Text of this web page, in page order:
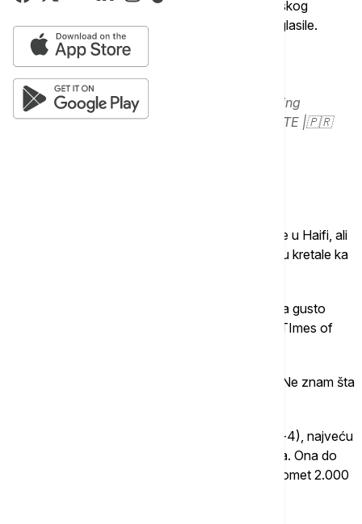
odbrane imala kvar i srušila se u Haifi usred iranskog
napada, što je bio razlog zašto se sirene nisu oglasile.
Something big landed in Tel Aviv this morning
pic.twitter.com/Y0914mCaQQ
— COMBATE |🇵🇷
Rano upozorenje je izdato putem mobilne mreže u Haifi, ali
se sirene nisu oglasile jer se balističke rakete nisu kretale ka
Hitne službe i dalje rade na evakuaciji stanovnika gusto
naseljenog područja u centralnom Izraelu, piše TImes of
"Došlo je do masivne eksplozije. Sve se treslo. Ne znam šta
Iran tvrdi da je ispalio raketu Hajbar (Horamšahr-4), najveću
do sada, sa bojevom glavom od 1.500 kilograma. Ona do
sada nije korišćena u napadima na Izrael i ima domet 2.000